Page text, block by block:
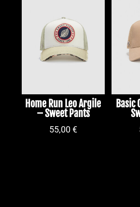
Home Run Leo Argile
– Sweet Pants
55,00€
Basic